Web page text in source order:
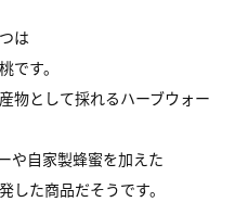
は
です。
物として採れるハーブウォー
や自家製蜂蜜を加えた
した商品だそうです。